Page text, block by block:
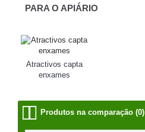
PARA O APIÁRIO
Atractivos capta
enxames
Produtos na comparação (0)